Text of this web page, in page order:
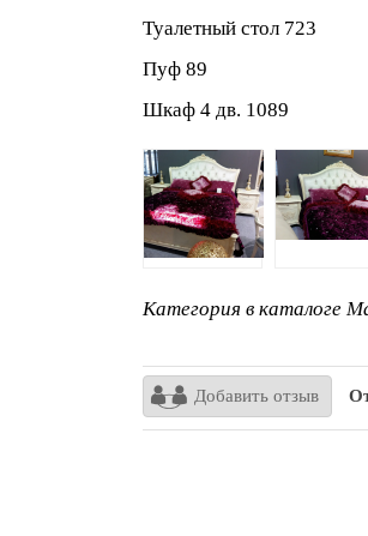
Туалетный стол 723
Пуф 89
Шкаф 4 дв. 1089
Категория в каталоге
Добавить отзыв